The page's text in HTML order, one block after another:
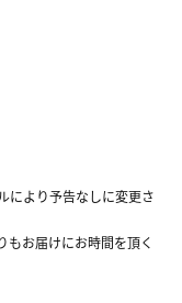
により予告なしに変更さ
お届けにお時間を頂く